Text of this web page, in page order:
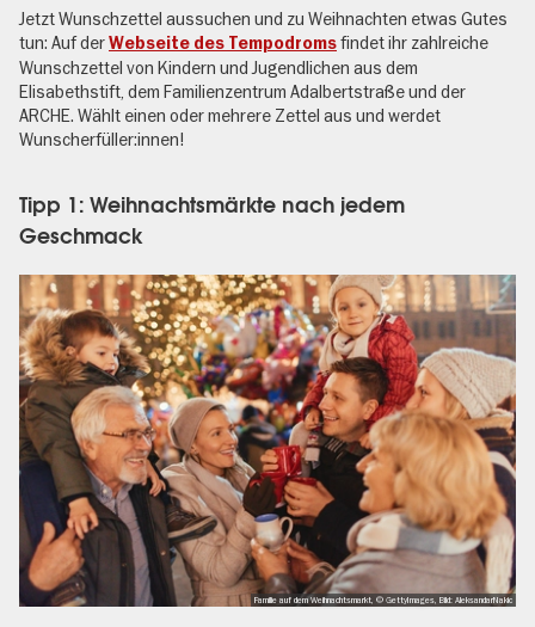
Jetzt Wunschzettel aussuchen und zu Weihnachten etwas Gutes
tun: Auf derWebseite des Tempodromsfindet ihr zahlreiche
Wunschzettel von Kindern und Jugendlichen aus dem
Elisabethstift, dem Familienzentrum Adalbertstraße und der
ARCHE. Wählt einen oder mehrere Zettel aus und werdet
Wunscherfüller:innen!
Tipp 1: Weihnachtsmärkte nach jedem
Geschmack
Familie auf dem Weihnachtsmarkt, © GettyImages, Bild: AleksandarNakic